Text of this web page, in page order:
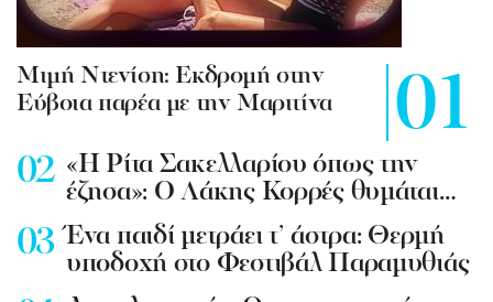
Mιμή Ντενίση: Εκδρομή στην
Εύβοια παρέα με την Μαριτίνα
«Η Ρίτα Σακελλαρίου όπως την
έζησα»: Ο Λάκης Κορρές θυμάται…
Ένα παιδί μετράει τ’ άστρα: Θερμή
υποδοχή στο Φεστιβάλ Παραμυθιάς